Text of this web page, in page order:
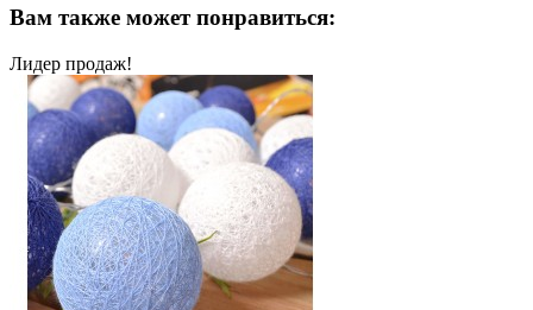
Вам также может понравиться:
Лидер продаж!